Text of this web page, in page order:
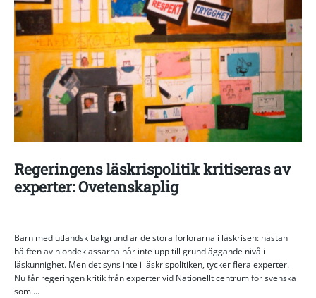
Regeringens läskrispolitik kritiseras av
experter: Ovetenskaplig
Barn med utländsk bakgrund är de stora förlorarna i läskrisen: nästan
hälften av niondeklassarna når inte upp till grundläggande nivå i
läskunnighet. Men det syns inte i läskrispolitiken, tycker flera experter.
Nu får regeringen kritik från experter vid Nationellt centrum för svenska
som ...